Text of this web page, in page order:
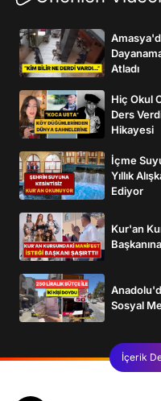
Atladı
Hiç Okul
Ders
Hikayesi
İçme
Yıllık
Ediyor
Kur'an
Sosyal
İçerik